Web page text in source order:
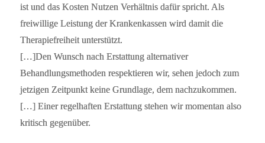
ist und das Kosten Nutzen Verhältnis dafür spricht. Als
freiwillige Leistung der Krankenkassen wird damit die
Therapiefreiheit unterstützt.
[…]Den Wunsch nach Erstattung alternativer
Behandlungsmethoden respektieren wir, sehen jedoch zum
jetzigen Zeitpunkt keine Grundlage, dem nachzukommen.
[…] Einer regelhaften Erstattung stehen wir momentan also
kritisch gegenüber.